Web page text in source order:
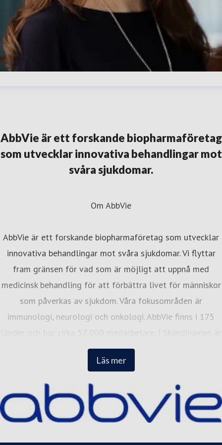
395 373
AbbVie är ett forskande biopharmaföretag
som utvecklar innovativa behandlingar mot
svåra sjukdomar.
Läs mer
Om AbbVie
AbbVie är ett forskande biopharmaföretag som utvecklar
innovativa behandlingar mot svåra sjukdomar. Vi flyttar
fram gränsen för vad som är möjligt att uppnå med
medicinsk behandling för att förbättra livet för människor
som påverkas av sjukdom. Våra fokusområden är
immunologi, neurologi och onkologi. AbbVie finns i 175
vi cirka 300 medarbetare med kontor i Stockholm, Oslo
och Köpenhamn. I alla tre länder placerar vi oss på Great
Besök gärna vår hemsida: abbvie.se, Facebook
@AbbVieSverige, och Instagram.